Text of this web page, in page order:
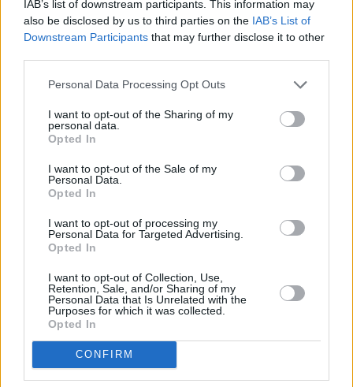
IAB’s list of downstream participants. This information may
also be disclosed by us to third parties on the IAB’s List of
Downstream Participants that may further disclose it to other
Personal Data Processing Opt Outs
I want to opt-out of the Sharing of my
personal data.
Opted In
I want to opt-out of the Sale of my
Personal Data.
Opted In
I want to opt-out of processing my
Personal Data for Targeted Advertising.
Opted In
I want to opt-out of Collection, Use,
Retention, Sale, and/or Sharing of my
Personal Data that Is Unrelated with the
Purposes for which it was collected.
Opted In
CONFIRM
de que los trabajadores jiennenses cobren tan poco.